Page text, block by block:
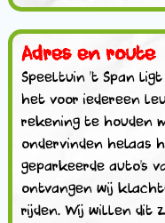
Adres en route
Speeltuin ’t Span
het voor iedereen
rekening te houden
ondervinden helaas
geparkeerde auto’s
ontvangen wij
rijden. Wij willen dit